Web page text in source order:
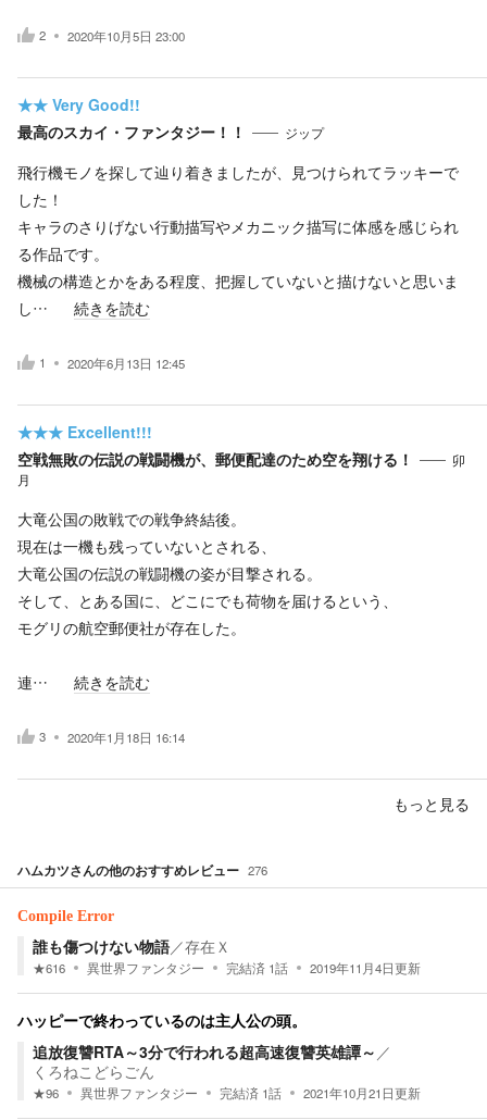
2 2020年10月5日 23:00
★★ Very Good!!
最高のスカイ・ファンタジー！！
ジップ
飛行機モノを探して辿り着きましたが、見つけられてラッキーで
した！
キャラのさりげない行動描写やメカニック描写に体感を感じられ
る作品です。
機械の構造とかをある程度、把握していないと描けないと思いま
し…
続きを読む
1 2020年6月13日 12:45
★★★ Excellent!!!
空戦無敗の伝説の戦闘機が、郵便配達のため空を翔ける！
卯
月
大竜公国の敗戦での戦争終結後。
現在は一機も残っていないとされる、
大竜公国の伝説の戦闘機の姿が目撃される。
そして、とある国に、どこにでも荷物を届けるという、
モグリの航空郵便社が存在した。
連… 続きを読む
3 2020年1月18日 16:14
もっと見る
ハムカツさんの他のおすすめレビュー 276
Compile Error
誰も傷つけない物語／存在Ｘ
★616 異世界ファンタジー 完結済 1話 2019年11月4日更新
ハッピーで終わっているのは主人公の頭。
追放復讐RTA～3分で行われる超高速復讐英雄譚～ ／
くろねこどらごん
★96 異世界ファンタジー 完結済 1話 2021年10月21日更新